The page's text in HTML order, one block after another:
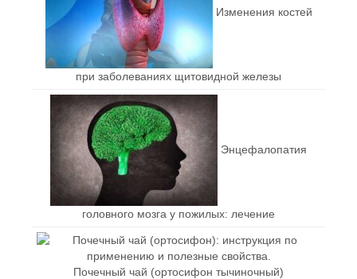
Изменения костей
при заболеваниях щитовидной железы
Энцефалопатия
головного мозга у пожилых: лечение
Почечный чай (ортосифон тычиночный)